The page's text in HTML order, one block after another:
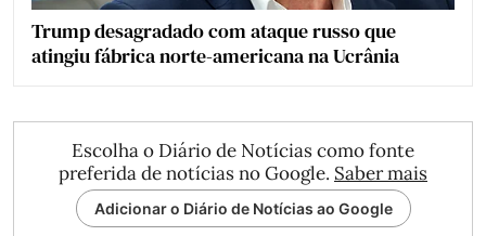
Trump desagradado com ataque russo que
atingiu fábrica norte-americana na Ucrânia
Escolha o Diário de Notícias como fonte
preferida de notícias no Google. Saber mais
Adicionar o Diário de Notícias ao Google